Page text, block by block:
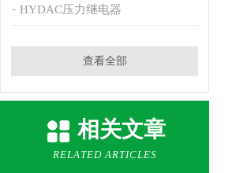
HYDAC压力继电器
查看全部
相关文章
RELATED ARTICLES